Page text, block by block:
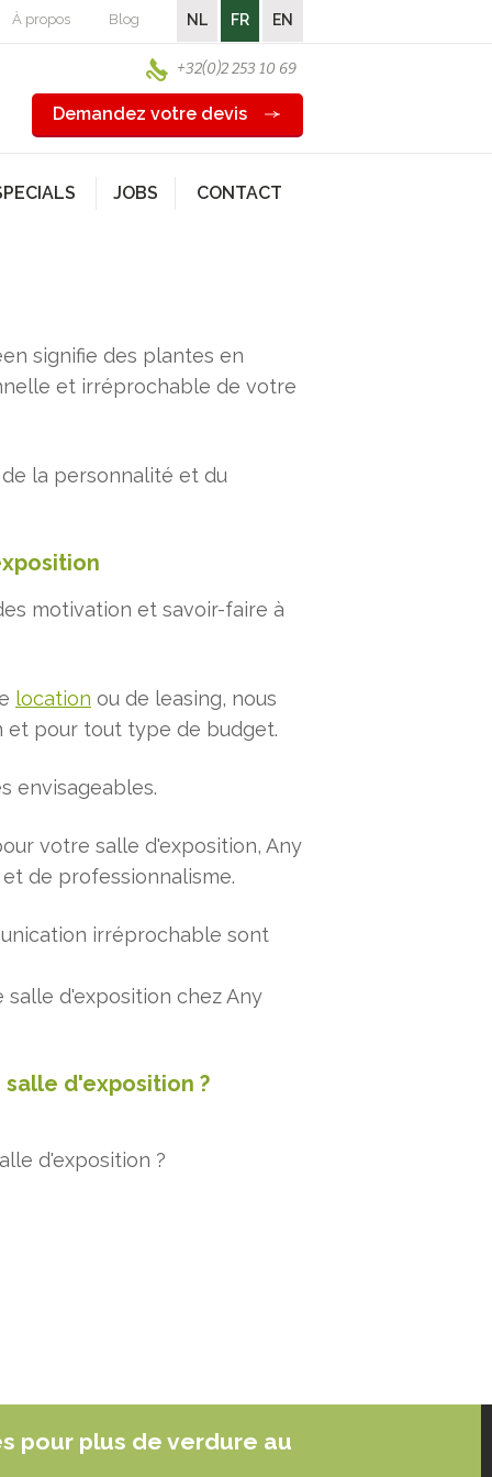
À propos Blog NL FR EN
+32(0)2 253 10 69
Demandez votre devis
JOBS CONTACT
signifie des plantes en
et irréprochable de votre
la personnalité et du
motivation et savoir-faire à
location ou de leasing, nous
et pour tout type de budget.
envisageables.
votre salle d'exposition, Any
de professionnalisme.
irréprochable sont
salle d'exposition chez Any
d'exposition ?
d'exposition ?
pour plus de verdure au